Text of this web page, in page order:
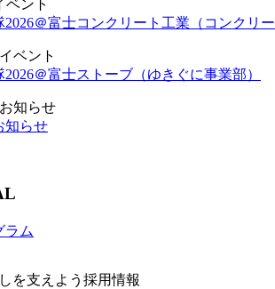
ント
＠富士コンクリート工業（コンクリー
ベント
＠富士ストーブ（ゆきぐに事業部）
知らせ
知らせ
を支えよう 採用情報